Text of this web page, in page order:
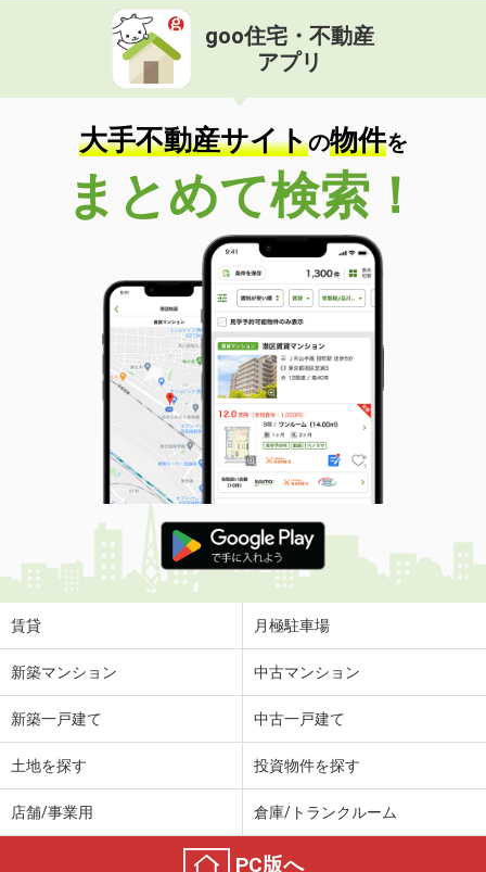
goo住宅・不動産
アプリ
大手不動産サイトの物件を
まとめて検索！
賃貸 月極駐車場
新築マンション 中古マンション
新築一戸建て 中古一戸建て
土地を探す 投資物件を探す
店舗/事業用 倉庫/トランクルーム
PC版へ